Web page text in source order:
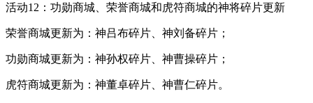
活动12：功勋商城、荣誉商城和虎符商城的神将碎片更新
荣誉商城更新为：神吕布碎片、神刘备碎片；
功勋商城更新为：神孙权碎片、神曹操碎片；
虎符商城更新为：神董卓碎片、神曹仁碎片。